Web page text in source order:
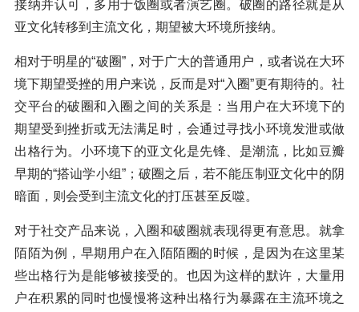
接纳并认可，多用于饭圈或者演艺圈。破圈的路径就是从
亚文化转移到主流文化，期望被大环境所接纳。
相对于明星的“破圈”，对于广大的普通用户，或者说在大环
境下期望受挫的用户来说，反而是对“入圈”更有期待的。社
交平台的破圈和入圈之间的关系是：当用户在大环境下的
期望受到挫折或无法满足时，会通过寻找小环境发泄或做
出格行为。小环境下的亚文化是先锋、是潮流，比如豆瓣
早期的“搭讪学小组”；破圈之后，若不能压制亚文化中的阴
暗面，则会受到主流文化的打压甚至反噬。
对于社交产品来说，入圈和破圈就表现得更有意思。就拿
陌陌为例，早期用户在入陌陌圈的时候，是因为在这里某
些出格行为是能够被接受的。也因为这样的默许，大量用
户在积累的同时也慢慢将这种出格行为暴露在主流环境之